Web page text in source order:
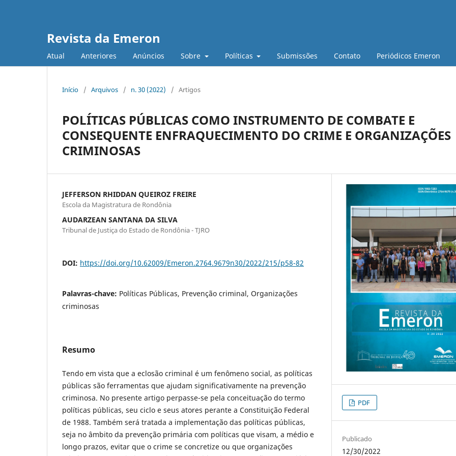
Revista da Emeron
Atual Anteriores Anúncios Sobre Políticas Submissões Contato Periódicos Emeron
Início / Arquivos / n. 30 (2022) / Artigos
POLÍTICAS PÚBLICAS COMO INSTRUMENTO DE COMBATE E
CONSEQUENTE ENFRAQUECIMENTO DO CRIME E ORGANIZAÇÕES
CRIMINOSAS
JEFFERSON RHIDDAN QUEIROZ FREIRE
Escola da Magistratura de Rondônia
AUDARZEAN SANTANA DA SILVA
Tribunal de Justiça do Estado de Rondônia - TJRO
DOI: https://doi.org/10.62009/Emeron.2764.9679n30/2022/215/p58-82
Palavras-chave: Políticas Públicas, Prevenção criminal, Organizações
criminosas
Resumo
Tendo em vista que a eclosão criminal é um fenômeno social, as políticas
públicas são ferramentas que ajudam significativamente na prevenção
criminosa. No presente artigo perpasse-se pela conceituação do termo
políticas públicas, seu ciclo e seus atores perante a Constituição Federal
de 1988. Também será tratada a implementação das políticas públicas,
seja no âmbito da prevenção primária com políticas que visam, a médio e
longo prazos, evitar que o crime se concretize ou que organizações
PDF
Publicado
12/30/2022